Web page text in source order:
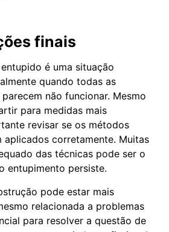
finais
é uma situação
quando todas as
não funcionar. Mesmo
para medidas mais
revisar se os métodos
corretamente. Muitas
das técnicas pode ser o
entupimento persiste.
pode estar mais
relacionada a problemas
para resolver a questão de